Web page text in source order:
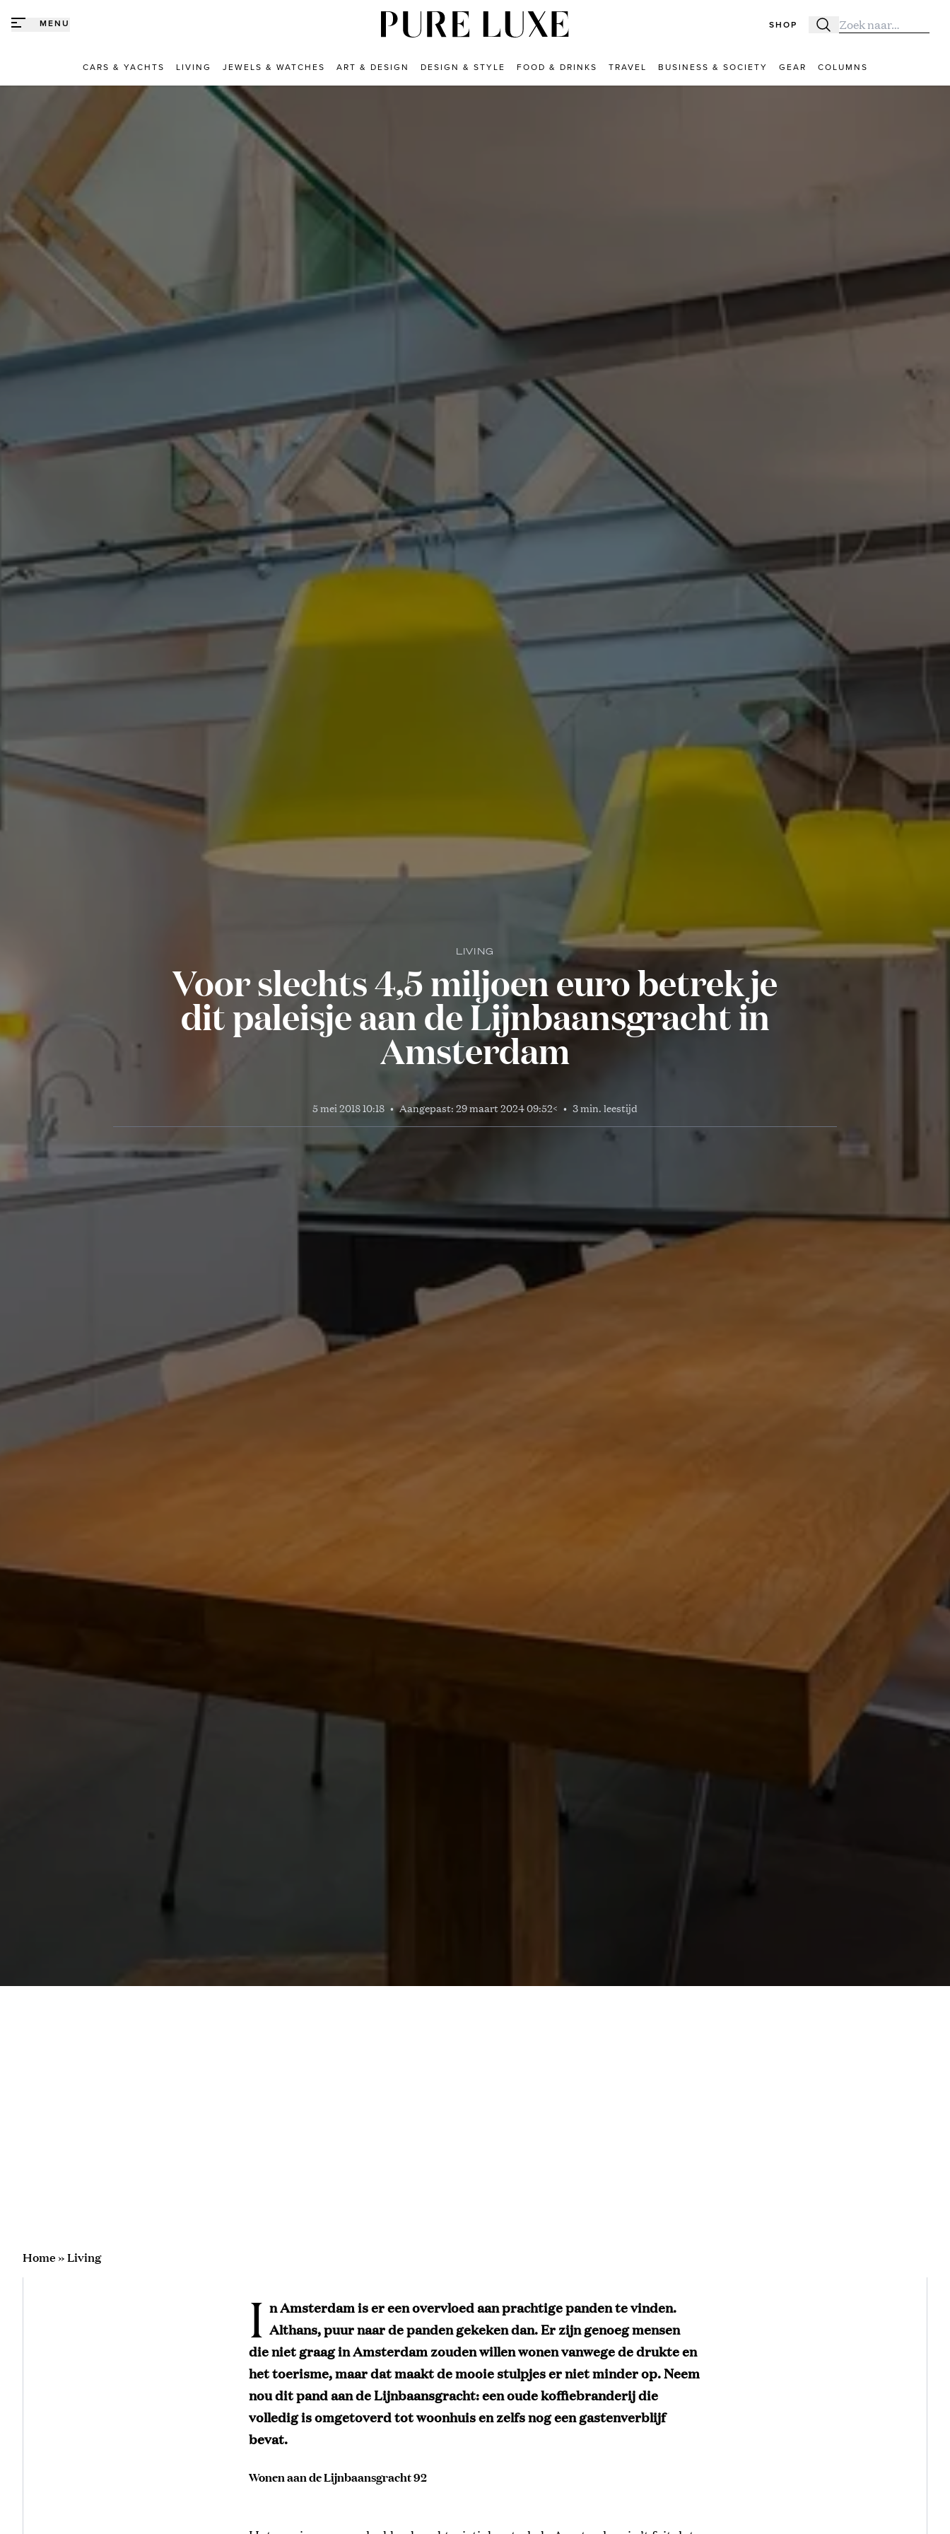
MENU SHOP Zoeken
Zoek naar:
CARS & YACHTS LIVING JEWELS & WATCHES ART & DESIGN DESIGN & STYLE FOOD & DRINKS TRAVEL BUSINESS & SOCIETY GEAR COLUMNS
LIVING
Voor slechts 4,5 miljoen euro betrek je
dit paleisje aan de Lijnbaansgracht in
Amsterdam
5 mei 2018 10:18 • Aangepast: 29 maart 2024 09:52< • 3 min. leestijd
Home»Living
I n Amsterdam is er een overvloed aan prachtige panden te vinden.
Althans, puur naar de panden gekeken dan. Er zijn genoeg mensen
die niet graag in Amsterdam zouden willen wonen vanwege de drukte en
het toerisme, maar dat maakt de mooie stulpjes er niet minder op. Neem
nou dit pand aan de Lijnbaansgracht: een oude koffiebranderij die
volledig is omgetoverd tot woonhuis en zelfs nog een gastenverblijf
bevat.
Wonen aan de Lijnbaansgracht 92